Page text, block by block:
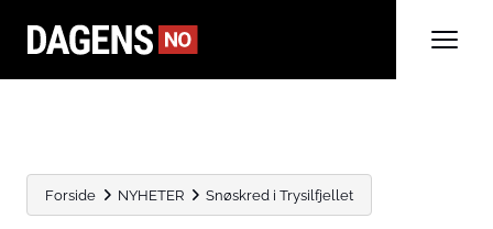
Forside NYHETER Snøskred i Trysilfjellet